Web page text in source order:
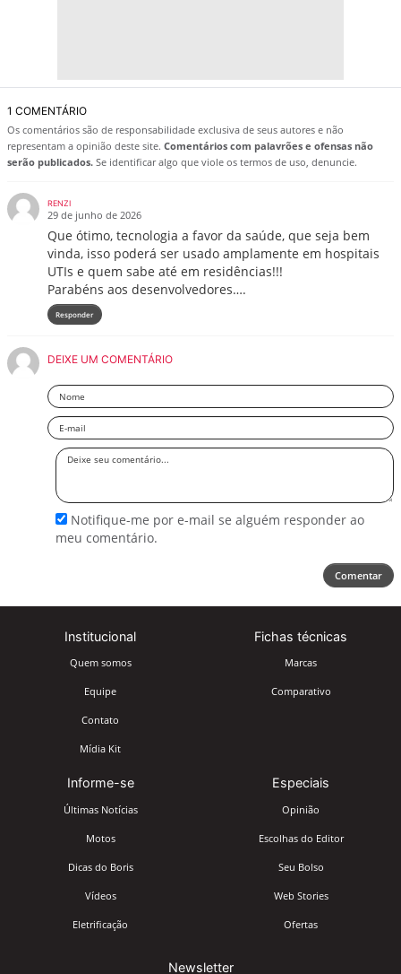
1 COMENTÁRIO
Os comentários são de responsabilidade exclusiva de seus autores e não
representam a opinião deste site. Comentários com palavrões e ofensas não
serão publicados. Se identificar algo que viole os termos de uso, denuncie.
RENZI
29 de junho de 2026
Que ótimo, tecnologia a favor da saúde, que seja bem
vinda, isso poderá ser usado amplamente em hospitais
UTIs e quem sabe até em residências!!!
Parabéns aos desenvolvedores….
Responder
DEIXE UM COMENTÁRIO
Nome
Email
Deixe
Notifique-me por e-mail se alguém responder ao
meu comentário.
Comentar
Institucional
Quem somos
Equipe
Contato
Mídia Kit
Fichas técnicas
Marcas
Comparativo
Informe-se
Últimas Notícias
Motos
Dicas do Boris
Vídeos
Eletrificação
Especiais
Opinião
Escolhas do Editor
Seu Bolso
Web Stories
Ofertas
Newsletter